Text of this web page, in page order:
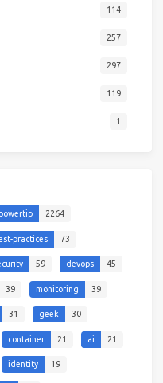
114
257
297
119
1
powertip 2264
practices 73
59 devops 45
39 monitoring 39
31 geek 30
container 21 ai 21
identity 19